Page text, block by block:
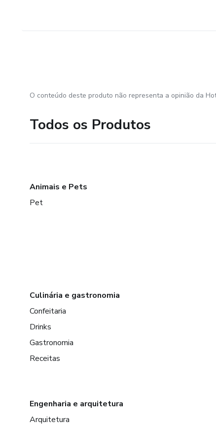
O conteúdo deste produto não representa a opinião da
Todos os Produtos
Animais e Pets
Pet
Culinária e gastronomia
Confeitaria
Drinks
Gastronomia
Receitas
Engenharia e arquitetura
Arquitetura